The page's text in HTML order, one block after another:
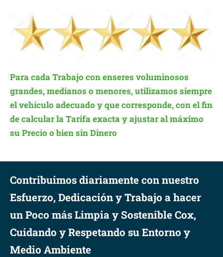
Para cada Trabajo con enseres voluminosos
grandes, medianos o menores, utilizamos siempre
el vehículo adecuado y que corresponde, con el fin
de calcular la Tarifa exacta y ajustar al máximo
su Precio o bien sin Dinero
Contribuimos diariamente con nuestro
Esfuerzo, Dedicación y Trabajo a hacer
un Poco más Limpia y Sostenible Cox,
Cuidando y Respetando su Entorno y
Medio Ambiente